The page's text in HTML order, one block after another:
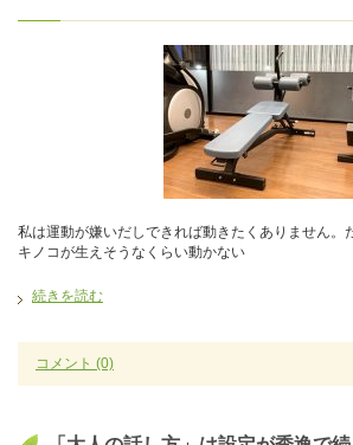
私は運動が嫌いだしできれば動きたくありません。
キノコが生えそうなくらい動かない
続きを読む
コメント (0)